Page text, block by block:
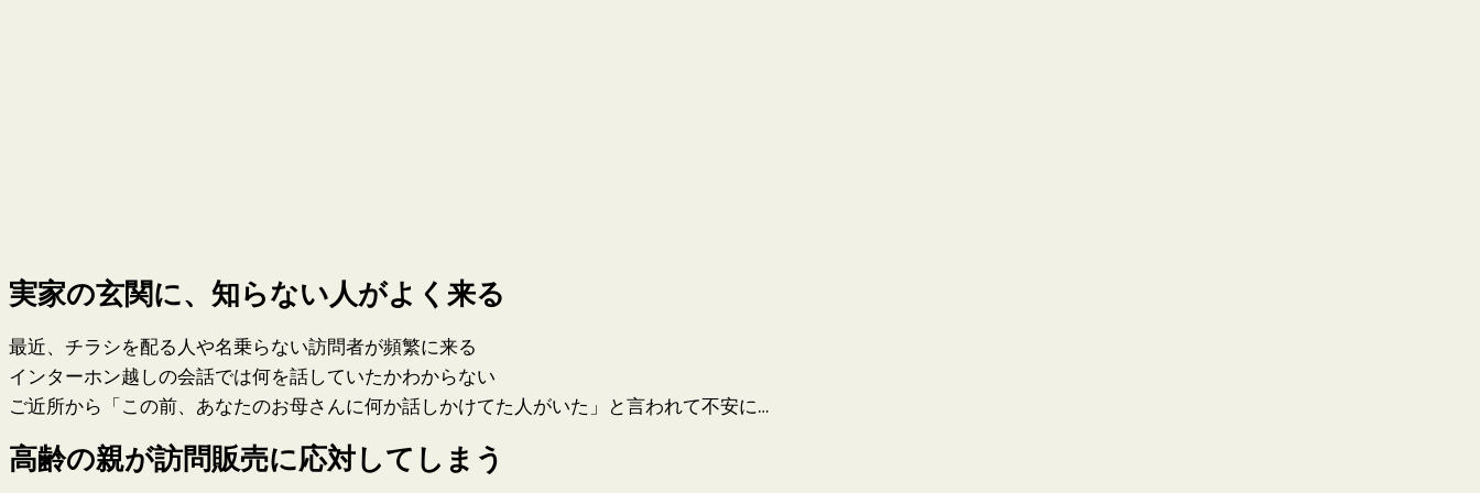
実家の玄関に、知らない人がよく来る
最近、チラシを配る人や名乗らない訪問者が頻繁に来る
インターホン越しの会話では何を話していたかわからない
ご近所から「この前、あなたのお母さんに何か話しかけてた人がいた」と言われて不安に…
高齢の親が訪問販売に応対してしまう